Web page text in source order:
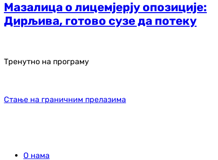
Мазалица о лицемјерју опозиције:
Дирљива, готово сузе да потеку
Тренутно на програму
Стање на граничним прелазима
О нама